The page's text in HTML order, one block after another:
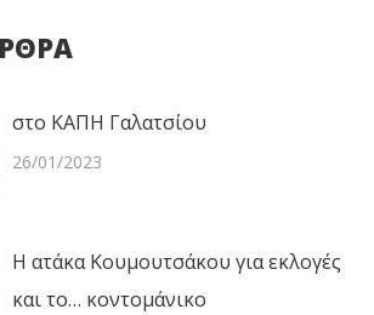
στο ΚΑΠΗ Γαλατσίου
26/01/2023
Η ατάκα Κουμουτσάκου για εκλογές
και το… κοντομάνικο